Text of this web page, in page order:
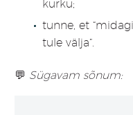
kurku;
tunne, et
tule välja”.
💬 Sügavam sõnum: